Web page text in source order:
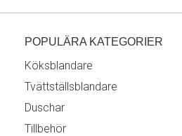
POPULÄRA KATEGORIER
Köksblandare
Tvättställsblandare
Duschar
Tillbehör